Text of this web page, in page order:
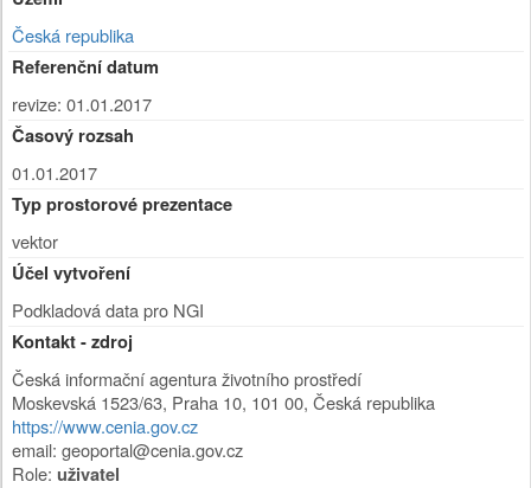
Česká republika
Referenční datum
revize: 01.01.2017
Časový rozsah
01.01.2017
Typ prostorové prezentace
vektor
Účel vytvoření
Podkladová data pro NGI
Kontakt - zdroj
Česká informační agentura životního prostředí
Moskevská 1523/63, Praha 10, 101 00, Česká republika
https://www.cenia.gov.cz
email: geoportal@cenia.gov.cz
Role: uživatel